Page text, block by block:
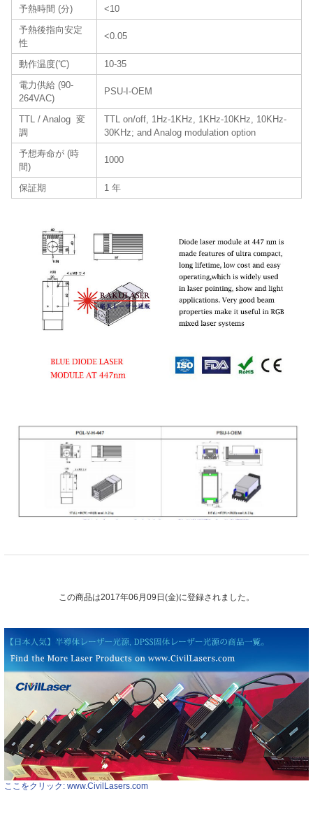
予熱時間 (分)
<10
予熱後指向安定
性
<0.05
動作温度(℃)
10-35
電力供給 (90-
264VAC)
PSU-I-OEM
TTL / Analog 変
調
TTL on/off, 1Hz-1KHz, 1KHz-10KHz, 10KHz-
30KHz; and Analog modulation option
予想寿命が (時
間)
1000
保証期 1 年
この商品は2017年06月09日(金)に登録されました。
ここをクリック: www.CivilLasers.com